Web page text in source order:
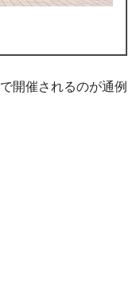
で開催されるのが通例